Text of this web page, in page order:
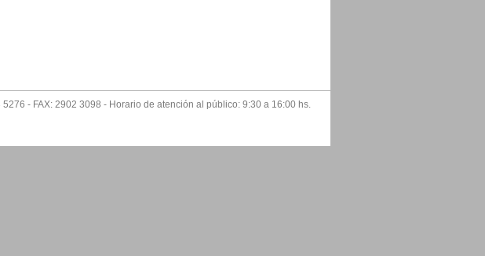
- FAX: 2902 3098 - Horario de atención al público: 9:30 a 16:00 hs.